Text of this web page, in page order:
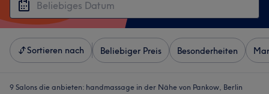
Sortieren nach Beliebiger Preis Besonderheiten
9 Salons die anbieten: handmassage in der Nähe von Pankow, Berlin